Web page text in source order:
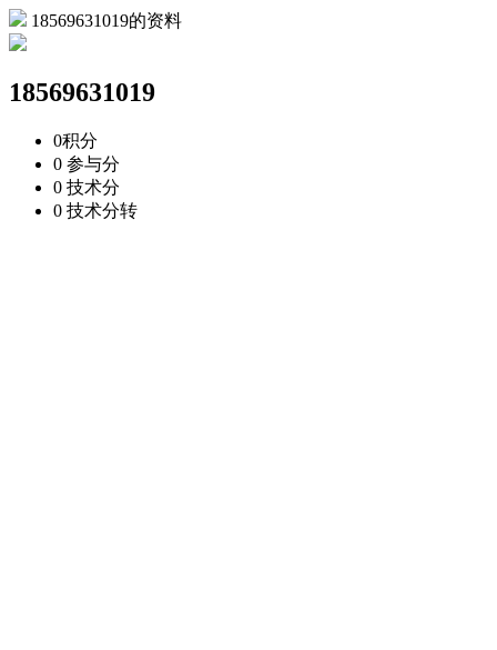
18569631019的资料
18569631019
0积分
0 参与分
0 技术分
0 技术分转